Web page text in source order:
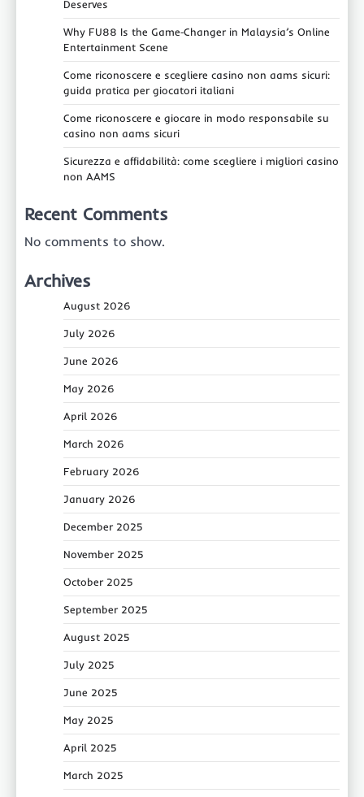
Deserves
Why FU88 Is the Game‑Changer in Malaysia’s Online
Entertainment Scene
Come riconoscere e scegliere casino non aams sicuri:
guida pratica per giocatori italiani
Come riconoscere e giocare in modo responsabile su
casino non aams sicuri
Sicurezza e affidabilità: come scegliere i migliori casino
non AAMS
Recent Comments
No comments to show.
Archives
August 2026
July 2026
June 2026
May 2026
April 2026
March 2026
February 2026
January 2026
December 2025
November 2025
October 2025
September 2025
August 2025
July 2025
June 2025
May 2025
April 2025
March 2025